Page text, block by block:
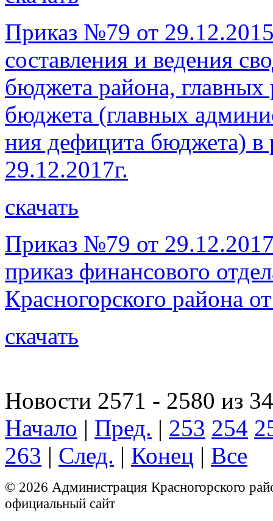
Приказ №79 от
составления и ведения
бюджета района, главных
бюджета (главных
ния дефицита бюджета) в
29.12.2017г.
скачать
Приказ №79 от
приказ финансового
Красногорского района
скачать
Новости 2571 - 2580 из
Начало | Пред. | 253 254
263 | След. | Конец | Все
© 2026 Администрация Красногорского
официальный сайт